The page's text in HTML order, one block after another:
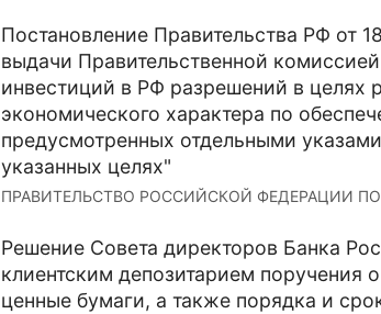
Постановление Правительства РФ от
выдачи Правительственной
инвестиций в РФ разрешений в целях
экономического характера по
предусмотренных отдельными
указанных целях"
ПРАВИТЕЛЬСТВО РОССИЙСКОЙ ФЕДЕРАЦИИ
Решение Совета директоров Банка
клиентским депозитарием поручения
ценные бумаги, а также порядка и